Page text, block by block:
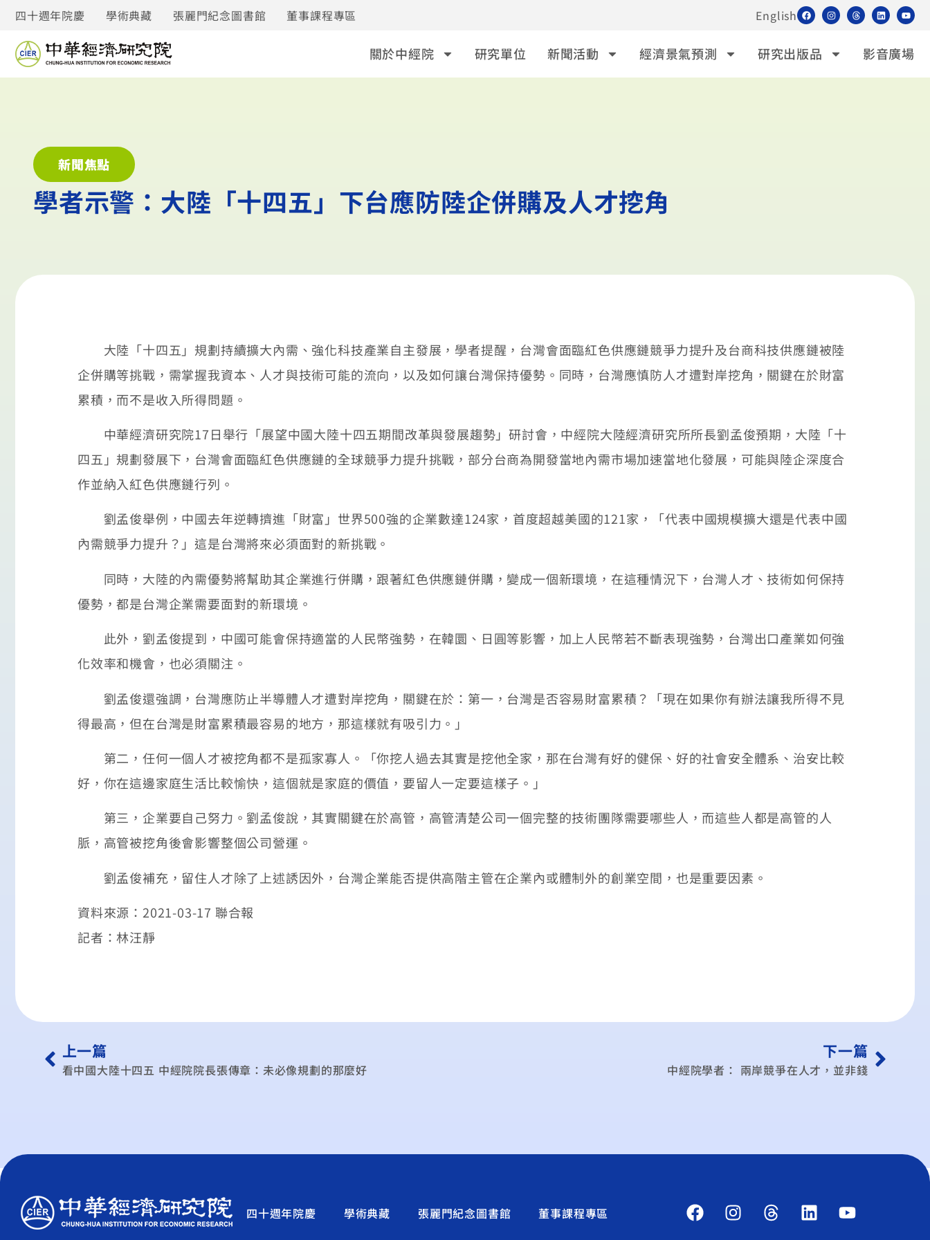
四十週年院慶 學術典藏 張麗門紀念圖書館 董事課程專區 English
關於中經院 研究單位 新聞活動 經濟景氣預測 研究出版品 影音廣場
新聞焦點
學者示警：大陸「十四五」下台應防陸企併購及人才挖角
大陸「十四五」規劃持續擴大內需、強化科技產業自主發展，學者提醒，台灣會面臨紅色供應鏈競爭力提升及台商科技供應鏈被陸
企併購等挑戰，需掌握我資本、人才與技術可能的流向，以及如何讓台灣保持優勢。同時，台灣應慎防人才遭對岸挖角，關鍵在於財富
累積，而不是收入所得問題。
中華經濟研究院17日舉行「展望中國大陸十四五期間改革與發展趨勢」研討會，中經院大陸經濟研究所所長劉孟俊預期，大陸「十
四五」規劃發展下，台灣會面臨紅色供應鏈的全球競爭力提升挑戰，部分台商為開發當地內需市場加速當地化發展，可能與陸企深度合
作並納入紅色供應鏈行列。
劉孟俊舉例，中國去年逆轉擠進「財富」世界500強的企業數達124家，首度超越美國的121家，「代表中國規模擴大還是代表中國
內需競爭力提升？」這是台灣將來必須面對的新挑戰。
同時，大陸的內需優勢將幫助其企業進行併購，跟著紅色供應鏈併購，變成一個新環境，在這種情況下，台灣人才、技術如何保持
優勢，都是台灣企業需要面對的新環境。
此外，劉孟俊提到，中國可能會保持適當的人民幣強勢，在韓圜、日圓等影響，加上人民幣若不斷表現強勢，台灣出口產業如何強
化效率和機會，也必須關注。
劉孟俊還強調，台灣應防止半導體人才遭對岸挖角，關鍵在於：第一，台灣是否容易財富累積？「現在如果你有辦法讓我所得不見
得最高，但在台灣是財富累積最容易的地方，那這樣就有吸引力。」
第二，任何一個人才被挖角都不是孤家寡人。「你挖人過去其實是挖他全家，那在台灣有好的健保、好的社會安全體系、治安比較
好，你在這邊家庭生活比較愉快，這個就是家庭的價值，要留人一定要這樣子。」
第三，企業要自己努力。劉孟俊說，其實關鍵在於高管，高管清楚公司一個完整的技術團隊需要哪些人，而這些人都是高管的人
脈，高管被挖角後會影響整個公司營運。
劉孟俊補充，留住人才除了上述誘因外，台灣企業能否提供高階主管在企業內或體制外的創業空間，也是重要因素。
資料來源：2021-03-17 聯合報
記者：林汪靜
上一篇
看中國大陸十四五 中經院院長張傳章：未必像規劃的那麼好
下一篇
中經院學者： 兩岸競爭在人才，並非錢
四十週年院慶 學術典藏 張麗門紀念圖書館 董事課程專區